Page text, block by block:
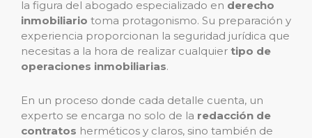
la figura del abogado especializado en derecho
inmobiliario toma protagonismo. Su preparación y
experiencia proporcionan la seguridad jurídica que
necesitas a la hora de realizar cualquier tipo de
operaciones inmobiliarias.
En un proceso donde cada detalle cuenta, un
experto se encarga no solo de la redacción de
contratos herméticos y claros, sino también de